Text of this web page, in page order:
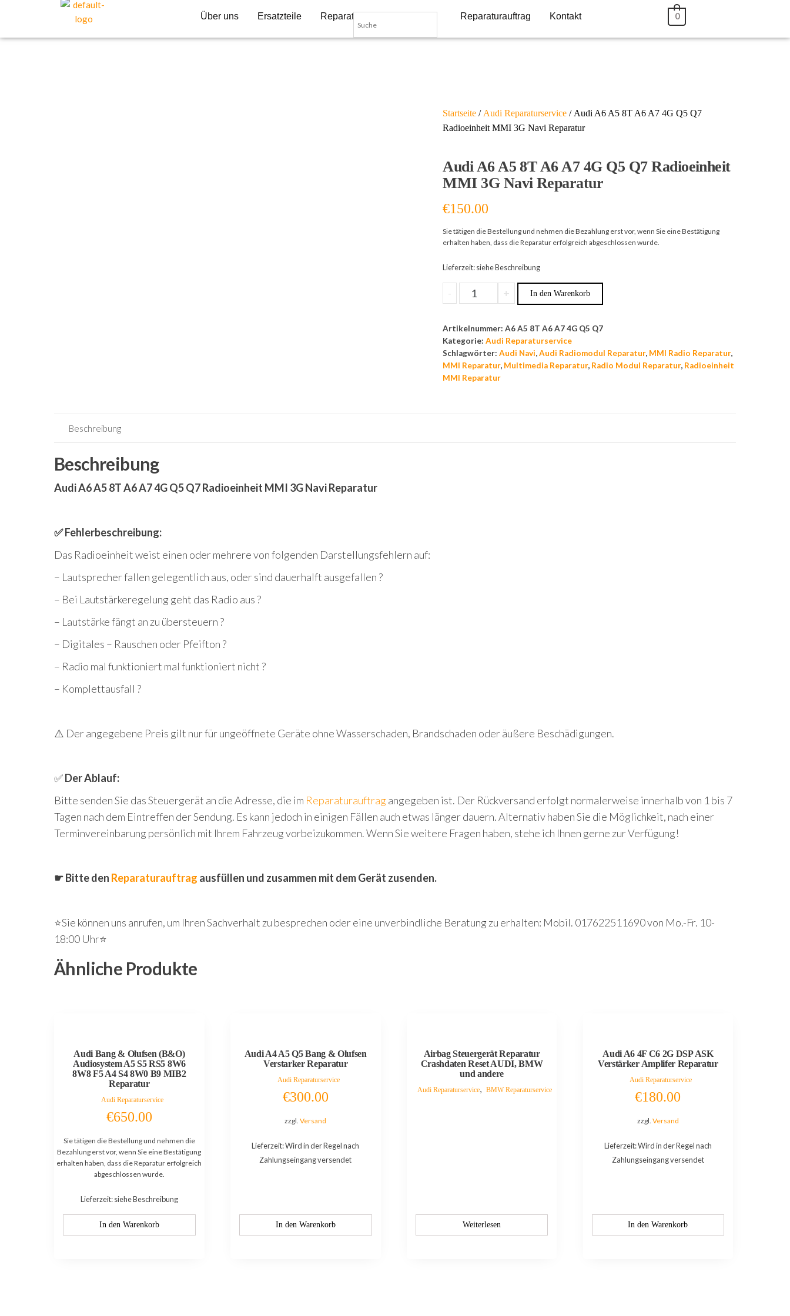
Über uns Ersatzteile Reparatur-Dienstleistungen Reparaturauftrag Kontakt 0
Startseite / Audi Reparaturservice / Audi A6 A5 8T A6 A7 4G Q5 Q7
Radioeinheit MMI 3G Navi Reparatur
Audi A6 A5 8T A6 A7 4G Q5 Q7 Radioeinheit
MMI 3G Navi Reparatur
€150.00
Sie tätigen die Bestellung und nehmen die Bezahlung erst vor, wenn Sie eine Bestätigung
erhalten haben, dass die Reparatur erfolgreich abgeschlossen wurde.
Lieferzeit: siehe Beschreibung
- + In den Warenkorb
Artikelnummer:A6 A5 8T A6 A7 4G Q5 Q7
Kategorie:Audi Reparaturservice
Schlagwörter:Audi Navi,Audi Radiomodul Reparatur, MMI Radio Reparatur,
MMI Reparatur, Multimedia Reparatur, Radio Modul Reparatur, Radioeinheit
MMI Reparatur
Beschreibung
Beschreibung
Audi A6 A5 8T A6 A7 4G Q5 Q7 Radioeinheit MMI 3G Navi Reparatur
✅ Fehlerbeschreibung:
Das Radioeinheit weist einen oder mehrere von folgenden Darstellungsfehlern auf:
– Lautsprecher fallen gelegentlich aus, oder sind dauerhalft ausgefallen ?
– Bei Lautstärkeregelung geht das Radio aus ?
– Lautstärke fängt an zu übersteuern ?
– Digitales – Rauschen oder Pfeifton ?
– Radio mal funktioniert mal funktioniert nicht ?
– Komplettausfall ?
⚠️ Der angegebene Preis gilt nur für ungeöffnete Geräte ohne Wasserschaden, Brandschaden oder äußere Beschädigungen.
✅Der Ablauf:
Bitte senden Sie das Steuergerät an die Adresse, die im Reparaturauftragangegeben ist. Der Rückversand erfolgt normalerweise innerhalb von 1 bis 7
Tagen nach dem Eintreffen der Sendung. Es kann jedoch in einigen Fällen auch etwas länger dauern. Alternativ haben Sie die Möglichkeit, nach einer
Terminvereinbarung persönlich mit Ihrem Fahrzeug vorbeizukommen. Wenn Sie weitere Fragen haben, stehe ich Ihnen gerne zur Verfügung!
☛ Bitte den Reparaturauftrag ausfüllen und zusammen mit dem Gerät zusenden.
⭐Sie können uns anrufen, um Ihren Sachverhalt zu besprechen oder eine unverbindliche Beratung zu erhalten: Mobil. 017622511690 von Mo.-Fr. 10-
18:00 Uhr⭐
Ähnliche Produkte
Audi Bang & Olufsen (B&O)
Audiosystem A5 S5 RS5 8W6
8W8 F5 A4 S4 8W0 B9 MIB2
Reparatur
Audi Reparaturservice
€650.00
Sie tätigen die Bestellung und nehmen die
Bezahlung erst vor, wenn Sie eine Bestätigung
erhalten haben, dass die Reparatur erfolgreich
abgeschlossen wurde.
Lieferzeit: siehe Beschreibung
In den Warenkorb
Audi A4 A5 Q5 Bang & Olufsen
Verstarker Reparatur
Audi Reparaturservice
€300.00
zzgl.Versand
Lieferzeit: Wird in der Regel nach
Zahlungseingang versendet
In den Warenkorb
Airbag Steuergerät Reparatur
Crashdaten Reset AUDI, BMW
und andere
Audi Reparaturservice, BMW Reparaturservice
Weiterlesen
Audi A6 4F C6 2G DSP ASK
Verstärker Amplifer Reparatur
Audi Reparaturservice
€180.00
zzgl. Versand
Lieferzeit: Wird in der Regel nach
Zahlungseingang versendet
In den Warenkorb